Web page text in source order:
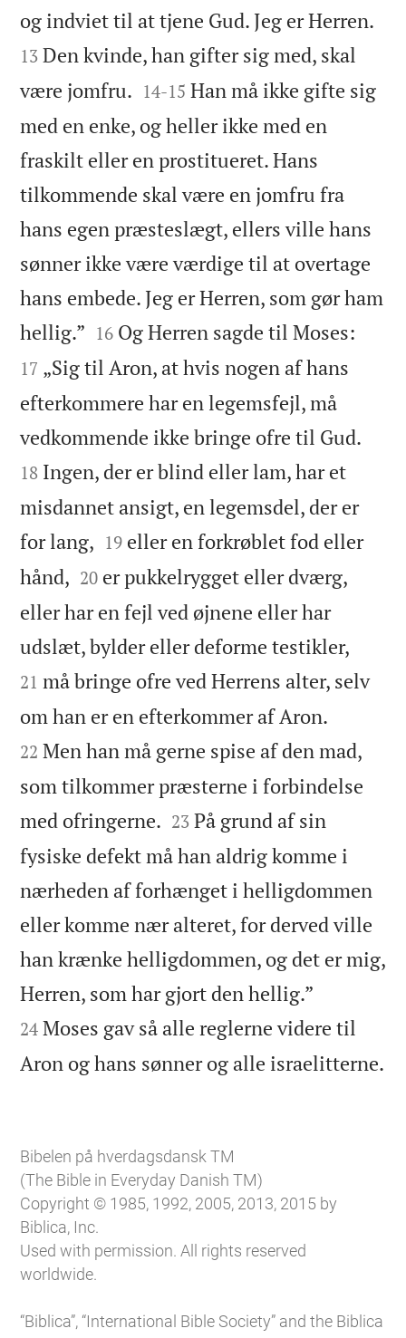
og indviet til at tjene Gud. Jeg er Herren.
13 Den kvinde, han gifter sig med, skal
være jomfru. 

14-15 Han må ikke gifte sig
med en enke, og heller ikke med en
fraskilt eller en prostitueret. Hans
tilkommende skal være en jomfru fra
hans egen præsteslægt, ellers ville hans
sønner ikke være værdige til at overtage
hans embede. Jeg er Herren, som gør ham
hellig.” 

16 Og Herren sagde til Moses:
17 „Sig til Aron, at hvis nogen af hans
efterkommere har en legemsfejl, må
vedkommende ikke bringe ofre til Gud.
18 Ingen, der er blind eller lam, har et
misdannet ansigt, en legemsdel, der er
for lang, 

19 eller en forkrøblet fod eller
hånd, 

20 er pukkelrygget eller dværg,
eller har en fejl ved øjnene eller har
udslæt, bylder eller deforme testikler,
21 må bringe ofre ved Herrens alter, selv
om han er en efterkommer af Aron.
22 Men han må gerne spise af den mad,
som tilkommer præsterne i forbindelse
med ofringerne. 

23 På grund af sin
fysiske defekt må han aldrig komme i
nærheden af forhænget i helligdommen
eller komme nær alteret, for derved ville
han krænke helligdommen, og det er mig,
Herren, som har gjort den hellig.”
24 Moses gav så alle reglerne videre til
Aron og hans sønner og alle israelitterne.
Bibelen på hverdagsdansk TM
(The Bible in Everyday Danish TM)
Copyright © 1985, 1992, 2005, 2013, 2015 by
Biblica, Inc.
Used with permission. All rights reserved
worldwide.
“Biblica”, “International Bible Society” and the Biblica